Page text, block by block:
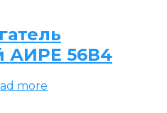
АИРЕ 56В4
more